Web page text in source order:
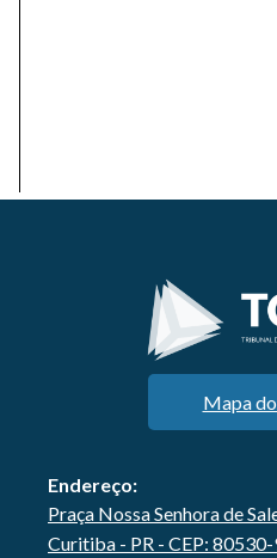
Mapa
Endereço:
Praça Nossa Senhora de
Curitiba - PR - CEP: